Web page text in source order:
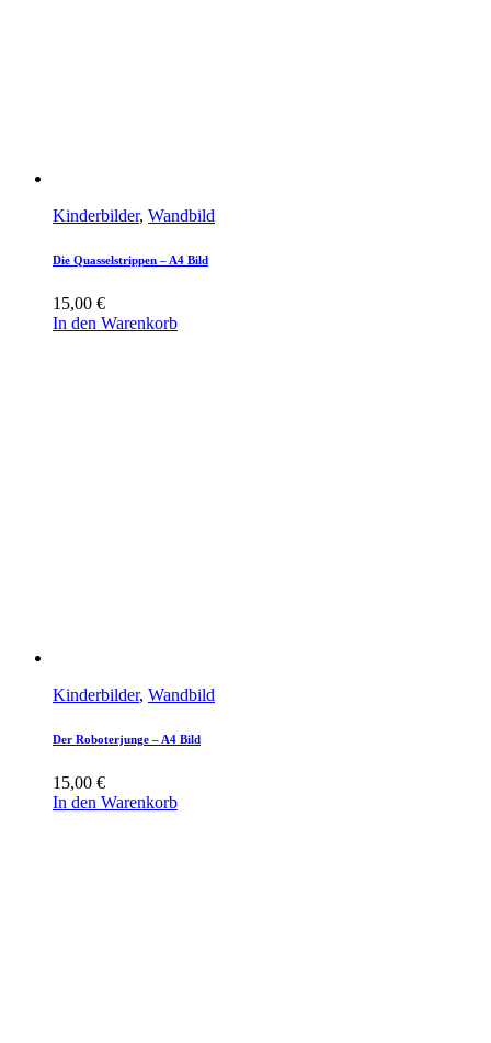
Kinderbilder, Wandbild
Die Quasselstrippen – A4 Bild
15,00 €
In den Warenkorb
Kinderbilder, Wandbild
Der Roboterjunge – A4 Bild
15,00 €
In den Warenkorb